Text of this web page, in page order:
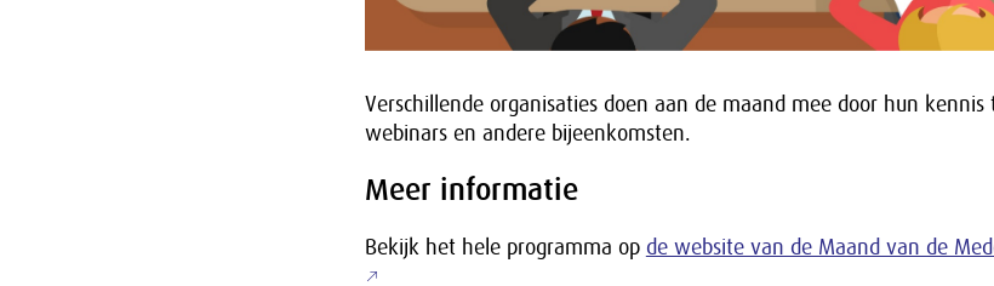
Verschillende organisaties doen aan de maand mee door hun
webinars en andere bijeenkomsten.
Meer informatie
Bekijk het hele programma op de website van de Maand van de